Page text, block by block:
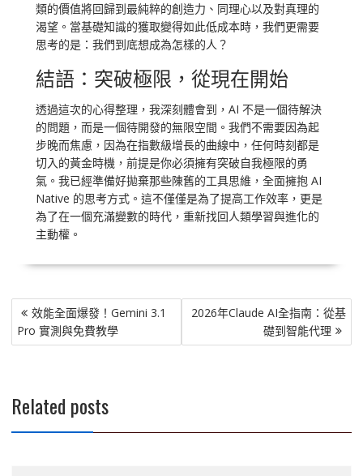
類的價值將回歸到最純粹的創造力、同理心以及對真理的
渴望。當基礎知識的獲取變得如此低成本時，我們更需要
思考的是：我們到底想成為怎樣的人？
結語：突破極限，從現在開始
透過這次的心得整理，我深刻體會到，AI 不是一個待解決
的問題，而是一個待開發的無限空間。我們不需要因為起
步晚而焦慮，因為在指數級增長的曲線中，任何時刻都是
切入的黃金時機，前提是你必須擁有突破自我極限的勇
氣。我已經準備好拋棄那些陳舊的工具思維，全面擁抱 AI
Native 的思考方式。這不僅僅是為了提高工作效率，更是
為了在一個充滿變數的時代，重新找回人類學習與進化的
主動權。
文
章
導
效能全面爆發！Gemini 3.1
Pro 實測與免費教學
2026年Claude AI全指南：從基
礎到智能代理
Related posts